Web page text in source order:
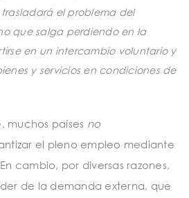
el problema del
que salga perdiendo en la
en un intercambio voluntario y
y servicios en condiciones de
muchos países no
el pleno empleo mediante
cambio, por diversas razones,
de la demanda externa, que